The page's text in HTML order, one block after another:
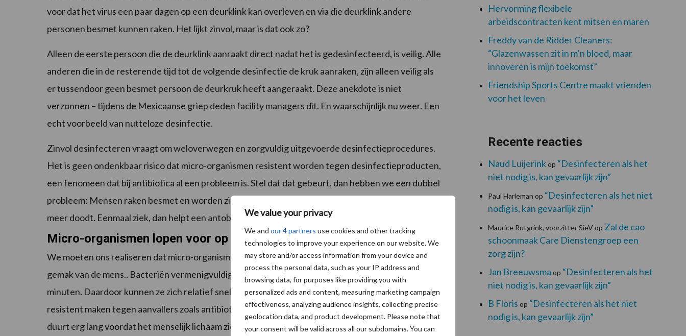
We value your privacy
We and our 4 partners use cookies and other tracking
technologies to improve your experience on our website. We
may store and/or access information from your device and
process the personal data, such as your IP address and
browsing data, for purposes like providing you with
personalized ads and content, measuring marketing campaign
effectiveness, analyzing audience insights, collecting precise
geolocation data, and product development. Please note that
your consent will be valid across all our subdomains. You can
voor dat het virus een paar dagen op een deurklink kan overleven en via die deurklink andere
personen besmet kunnen raken. Het lijkt zinvol, maar is dat ook zo?
Alleen de eerste persoon die de deurklink aanraakt direct nadat het is gedesinfecteerd, is veilig. Alle
anderen die in de resterende tijd tot de volgende desinfectie de kruk aanraken, zijn alleen veilig als
er tussendoor geen besmet persoon de deurkruk heeft aangeraakt. Deze anekdote is niet
verzonnen – tijdens de Mexicaanse griep deden facility managers dit. En waarschijnlijk nu weer. Een
echt voorbeeld van nutteloze desinfectie.
Zinvol desinfecteren vraagt om weloverwegen en zorgvuldig uitgevoerde desinfectieprocedures.
Het is geen ondenkbaar risico dat micro-organismen resistent worden tegen desinfectieproducten,
een fenomeen dat bij antibiotica al een probleem is. Stel dat dat gebeurt, dan hebben we een dubbel
probleem: Mensen raken besmet en worden ziek omdat de desinfectans de pathogene bacterie niet
meer doodt. Eenmaal ziek, dan helpt een antobioticum ook niet meer.
Micro-organismen lopen voor op de mens
We moeten ons realiseren dat micro-organismen slimme topverdedigers zijn. Ze winnen het met
gemak van de mens.. Bacteriën vermenigvuldigen zich onder gunstige omstandigheden elke 20
minuten. Daardoor kunnen ze zich relatief snel aanpassen en mechanismen ontwikkelen die hen
resistent maken tegen aanvallers zoals antibiotica. Mensen planten zich veel langzamer voort. Het
duurt erg lang voordat het menselijk lichaam zich aanpast aan veranderde omstandigheden. In die
Hervorming flexibele
arbeidscontracten kent mitsen en maren
Freddy van de Ridder Cleaners:
“Glazenwassen zit in m’n bloed, maar
innoveren is mijn toekomst”
Friendship Sports Centre maakt vrienden
voor het leven
Recente reacties
Naud Luijerinkop “Desinfecteren als het
niet nodig is, kan gevaarlijk zijn”
Paul Harleman op “Desinfecteren als het niet
nodig is, kan gevaarlijk zijn”
Maurice Rutgrink, voorzitter SieVop Zal de cao
schoonmaak Care Dienstengroep een
zorg zijn?
Jan Breeuwsma op “Desinfecteren als het
niet nodig is, kan gevaarlijk zijn”
B Floris op “Desinfecteren als het niet
nodig is, kan gevaarlijk zijn”